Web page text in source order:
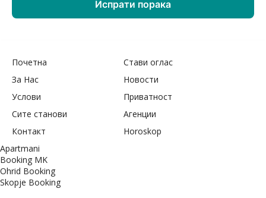
Почетна
Стави оглас
За Нас
Новости
Услови
Приватност
Сите станови
Агенции
Контакт
Horoskop
Apartmani
Booking MK
Ohrid Booking
Skopje Booking